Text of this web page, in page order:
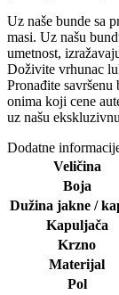
Uz naše bunde sa
masi. Uz našu
umetnost,
Doživite vrhunac
Pronađite
onima koji cene
uz našu
Dodatne
Veličina
Boja
Dužina jakne /
Kapuljača
Krzno
Materijal
Pol